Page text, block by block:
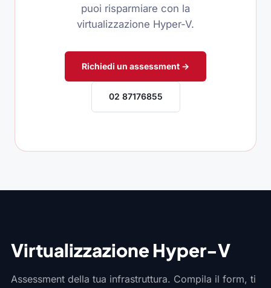
puoi risparmiare con la
virtualizzazione Hyper-V.
Richiedi un assessment →
02 87176855
Virtualizzazione Hyper-V
Assessment della tua infrastruttura. Compila il form, ti